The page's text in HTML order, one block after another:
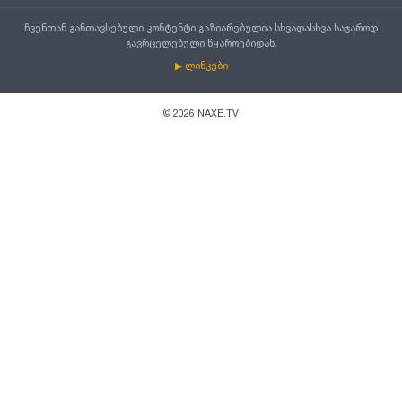
ჩვენთან განთავსებული კონტენტი გაზიარებულია სხვადასხვა საჯაროდ
გავრცელებული წყაროებიდან.
▶ ლინკები
© 2026 NAXE.TV